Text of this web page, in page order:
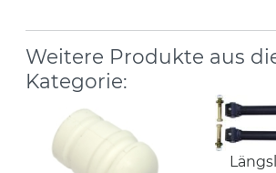
Weitere Produkte aus
Kategorie: